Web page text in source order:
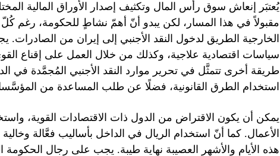
يُعتبَر إنعاش سوق رأس المال وتكثيف إصدار الأوراق المالية
مقبولاً في هذا المسار، لكن يبدو أنّ أهمّ نشاطٍ للحكومة، رغم
الخارجية الطريق لدخول النقد الأجنبي إلى إيران من
سياسات اقتصادية علاجية، وكذلك من خلال العمل على إقناع
طريقة أخرى تتمثَّل في تحرير موارد النقد الأجنبي المُجمَّدة في
استخدام الطرق القانونية، فضلًا عن طلب المساعدة من
يمكن أن يكون الاقتراض من الدول ذات الاقتصادات القوية،
الأعمال. كما أنّ استخدام الريال في الداخل بأساليب فعَّالة
هذه الأيام والأشهر العصيبة نهاية طيبة. يجب على رجال الحكومة